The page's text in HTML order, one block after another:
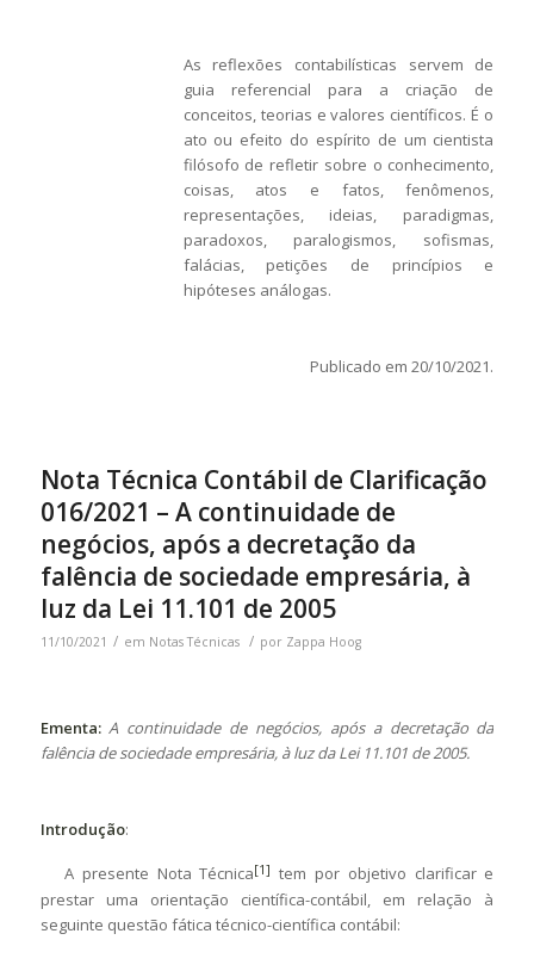
As reflexões contabilísticas servem de
guia referencial para a criação de
conceitos, teorias e valores científicos. É o
ato ou efeito do espírito de um cientista
filósofo de refletir sobre o conhecimento,
coisas, atos e fatos, fenômenos,
representações, ideias, paradigmas,
paradoxos, paralogismos, sofismas,
falácias, petições de princípios e
hipóteses análogas.
Publicado em 20/10/2021.
Nota Técnica Contábil de Clarificação
016/2021 – A continuidade de
negócios, após a decretação da
falência de sociedade empresária, à
luz da Lei 11.101 de 2005
11/10/2021 / em Notas Técnicas / por Zappa Hoog
Ementa:A continuidade de negócios, após a decretação da
falência de sociedade empresária, à luz da Lei 11.101 de 2005.
Introdução:
A presente Nota Técnica[1] tem por objetivo clarificar e
prestar uma orientação científica-contábil, em relação à
seguinte questão fática técnico-científica contábil: